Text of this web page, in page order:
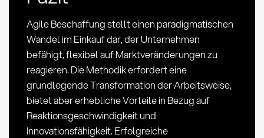
Agile Beschaffung stellt einen paradigmatischen
Wandel im Einkauf dar, der Unternehmen
befähigt, flexibel auf Marktveränderungen zu
reagieren. Die Methodik erfordert eine
grundlegende Transformation der Arbeitsweise,
bietet aber erhebliche Vorteile in Bezug auf
Reaktionsgeschwindigkeit und
Innovationsfähigkeit. Erfolgreiche